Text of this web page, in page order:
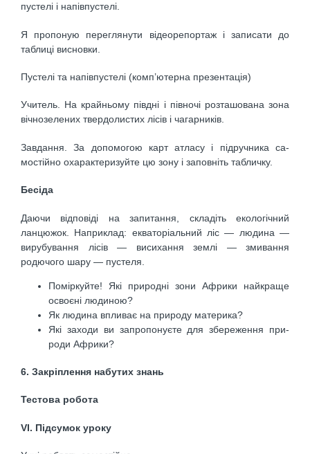
пустелі і напівпустелі.
Я пропоную переглянути відеорепортаж і записати до
таблиці висновки.
Пустелі та напівпустелі (комп’ютерна презентація)
Учитель. На крайньому півдні і півночі розташована зона
вічнозелених твердолистих лісів і чагарників.
Завдання. За допомогою карт атласу і підручника са­
мостійно охарактеризуйте цю зону і заповніть таб­личку.
Бесіда
Даючи відповіді на запитання, складіть екологічний
ланцюжок. Наприклад: екваторіальний ліс — люди­на —
вирубування лісів — висихання землі — змиван­ня
родючого шару — пустеля.
Поміркуйте! Які природні зони Африки найкраще
освоєні людиною?
Як людина впливає на природу материка?
Які заходи ви запропонуєте для збереження при­
роди Африки?
6. Закріплення набутих знань
Тестова робота
VІ. Підсумок уроку